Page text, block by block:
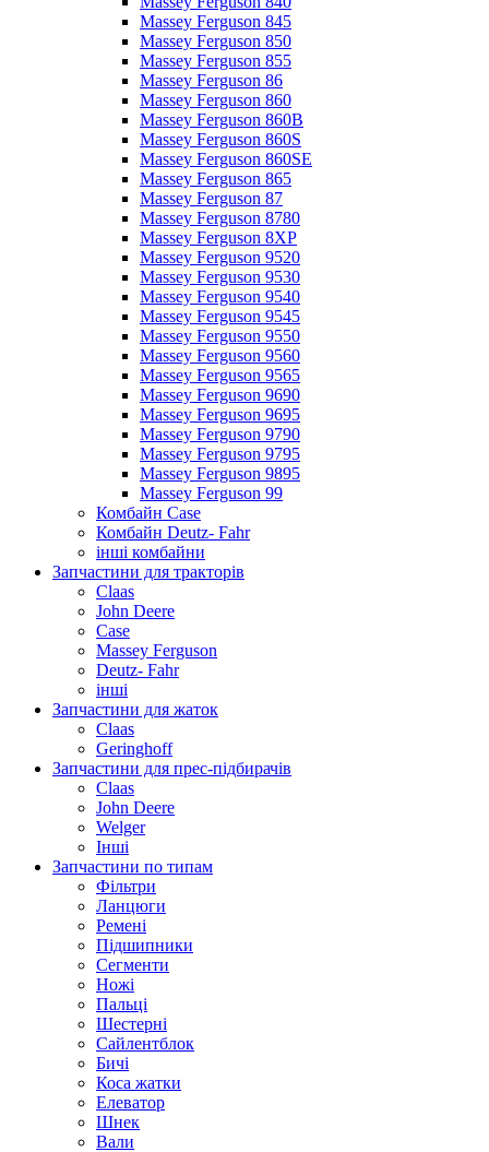
Massey Ferguson 845
Massey Ferguson 850
Massey Ferguson 855
Massey Ferguson 86
Massey Ferguson 860
Massey Ferguson 860B
Massey Ferguson 860S
Massey Ferguson 860SE
Massey Ferguson 865
Massey Ferguson 87
Massey Ferguson 8780
Massey Ferguson 8XP
Massey Ferguson 9520
Massey Ferguson 9530
Massey Ferguson 9540
Massey Ferguson 9545
Massey Ferguson 9550
Massey Ferguson 9560
Massey Ferguson 9565
Massey Ferguson 9690
Massey Ferguson 9695
Massey Ferguson 9790
Massey Ferguson 9795
Massey Ferguson 9895
Massey Ferguson 99
Комбайн Case
Комбайн Deutz- Fahr
інші комбайни
Запчастини для тракторів
Claas
John Deere
Case
Massey Ferguson
Deutz- Fahr
інші
Запчастини для жаток
Claas
Geringhoff
Запчастини для прес-підбирачів
Claas
John Deere
Welger
Інші
Запчастини по типам
Фільтри
Ланцюги
Ремені
Підшипники
Сегменти
Ножі
Пальці
Шестерні
Сайлентблок
Бичі
Коса жатки
Елеватор
Шнек
Вали